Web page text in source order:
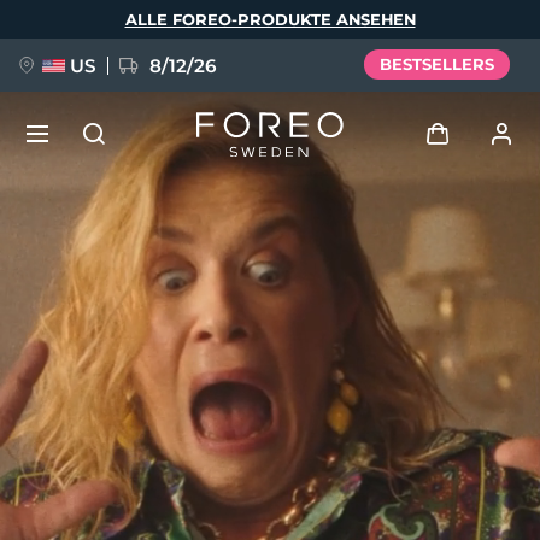
ALLE FOREO-PRODUKTE ANSEHEN
US 8/12/26 BESTSELLERS
Benutzerkonto
Meine Geräte
Meine Bestellungen
Meine Adressen
Meine Abonnements
NEU
FAQ™ Pure Beauty-Tech Elixir
BREAKING NEWS
issa™ Teeth Whitening Set
Sprache
English Deutsch
Español
Français
Italiano
Português
Polski
Svenska
Русский
Türkçe
简体中文 繁體中文